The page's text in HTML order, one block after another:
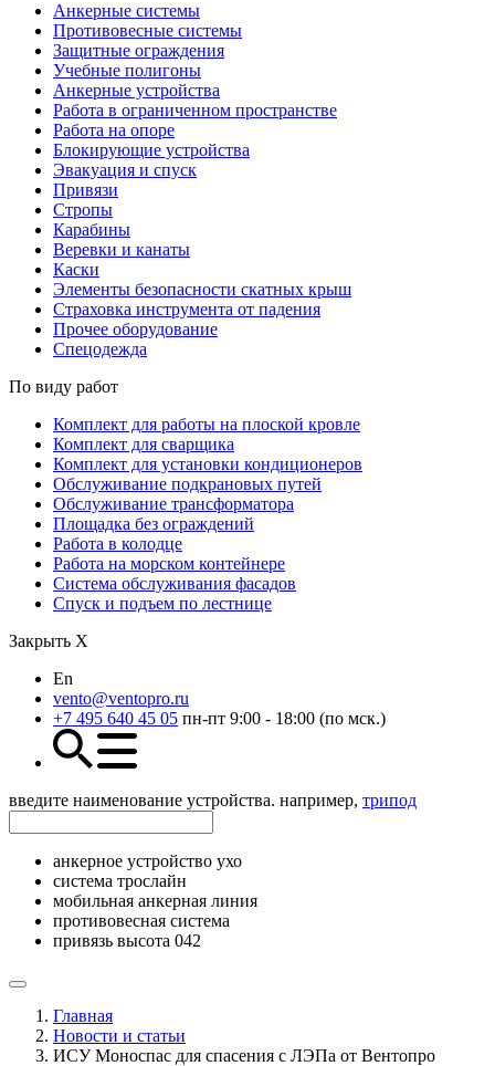
Анкерные системы
Противовесные системы
Защитные ограждения
Учебные полигоны
Анкерные устройства
Работа в ограниченном пространстве
Работа на опоре
Блокирующие устройства
Эвакуация и спуск
Привязи
Стропы
Карабины
Веревки и канаты
Каски
Элементы безопасности скатных крыш
Страховка инструмента от падения
Прочее оборудование
Спецодежда
По виду работ
Комплект для работы на плоской кровле
Комплект для сварщика
Комплект для установки кондиционеров
Обслуживание подкрановых путей
Обслуживание трансформатора
Площадка без ограждений
Работа в колодце
Работа на морском контейнере
Система обслуживания фасадов
Спуск и подъем по лестнице
Закрыть Х
En
vento@ventopro.ru
+7 495 640 45 05 пн-пт 9:00 - 18:00 (по мск.)
введите наименование устройства. например, трипод
анкерное устройство ухо
система трослайн
мобильная анкерная линия
противовесная система
привязь высота 042
Главная
Новости и статьи
ИСУ Моноспас для спасения с ЛЭПа от Вентопро